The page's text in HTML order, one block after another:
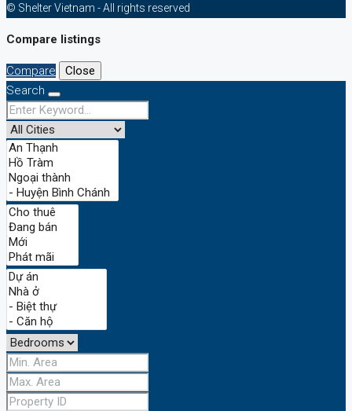
© Shelter Vietnam - All rights reserved
Compare listings
Compare
Close
Search